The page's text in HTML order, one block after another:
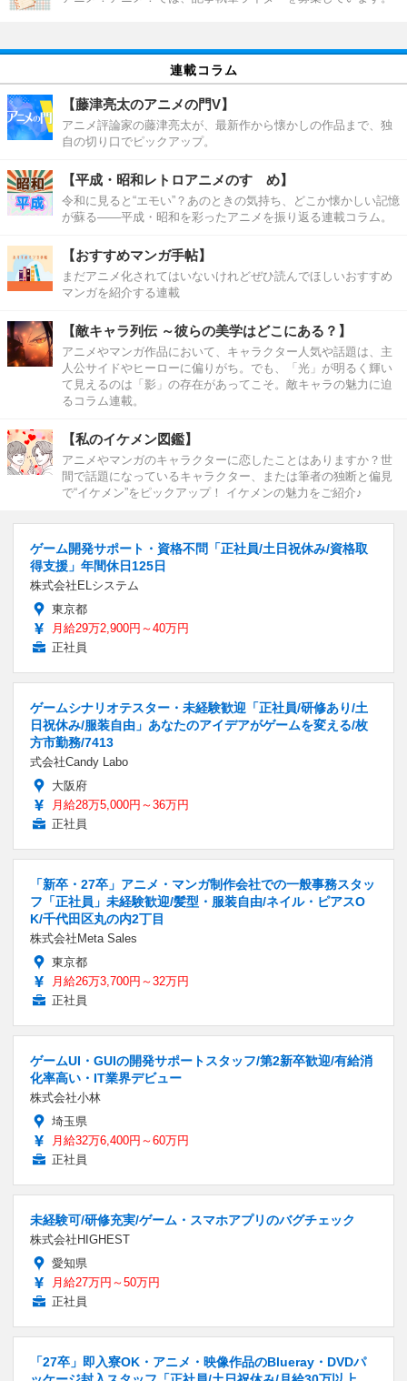
連載コラム
【藤津亮太のアニメの門V】
アニメ評論家の藤津亮太が、最新作から懐かしの作品まで、独
自の切り口でピックアップ。
【平成・昭和レトロアニメのすゝめ】
令和に見ると“エモい”？あのときの気持ち、どこか懐かしい記憶
が蘇る――平成・昭和を彩ったアニメを振り返る連載コラム。
【おすすめマンガ手帖】
まだアニメ化されてはいないけれどぜひ読んでほしいおすすめ
マンガを紹介する連載
【敵キャラ列伝 ～彼らの美学はどこにある？】
アニメやマンガ作品において、キャラクター人気や話題は、主
人公サイドやヒーローに偏りがち。でも、「光」が明るく輝い
て見えるのは「影」の存在があってこそ。敵キャラの魅力に迫
るコラム連載。
【私のイケメン図鑑】
アニメやマンガのキャラクターに恋したことはありますか？世
間で話題になっているキャラクター、または筆者の独断と偏見
で“イケメン”をピックアップ！ イケメンの魅力をご紹介♪
ゲーム開発サポート・資格不問「正社員/土日祝休み/資格取
得支援」年間休日125日
株式会社ELシステム
東京都
月給29万2,900円～40万円
正社員
ゲームシナリオテスター・未経験歓迎「正社員/研修あり/土
日祝休み/服装自由」あなたのアイデアがゲームを変える/枚
方市勤務/7413
式会社Candy Labo
大阪府
月給28万5,000円～36万円
正社員
「新卒・27卒」アニメ・マンガ制作会社での一般事務スタッ
フ「正社員」未経験歓迎/髪型・服装自由/ネイル・ピアスO
K/千代田区丸の内2丁目
株式会社Meta Sales
東京都
月給26万3,700円～32万円
正社員
ゲームUI・GUIの開発サポートスタッフ/第2新卒歓迎/有給消
化率高い・IT業界デビュー
株式会社小林
埼玉県
月給32万6,400円～60万円
正社員
未経験可/研修充実/ゲーム・スマホアプリのバグチェック
株式会社HIGHEST
愛知県
月給27万円～50万円
正社員
「27卒」即入寮OK・アニメ・映像作品のBlueray・DVDパ